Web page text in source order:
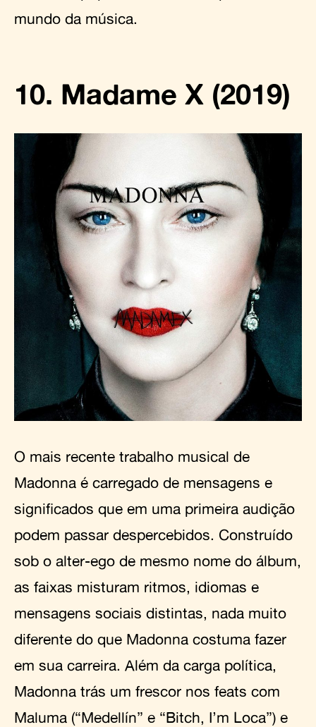
mundo da música.
10. Madame X (2019)
O mais recente trabalho musical de
Madonna é carregado de mensagens e
significados que em uma primeira audição
podem passar despercebidos. Construído
sob o alter-ego de mesmo nome do álbum,
as faixas misturam ritmos, idiomas e
mensagens sociais distintas, nada muito
diferente do que Madonna costuma fazer
em sua carreira. Além da carga política,
Madonna trás um frescor nos feats com
Maluma (“Medellín” e “Bitch, I’m Loca”) e